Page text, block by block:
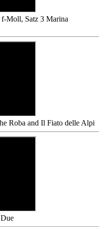
f-Moll, Satz 3 Marina
Roba and Il Fiato delle Alpi